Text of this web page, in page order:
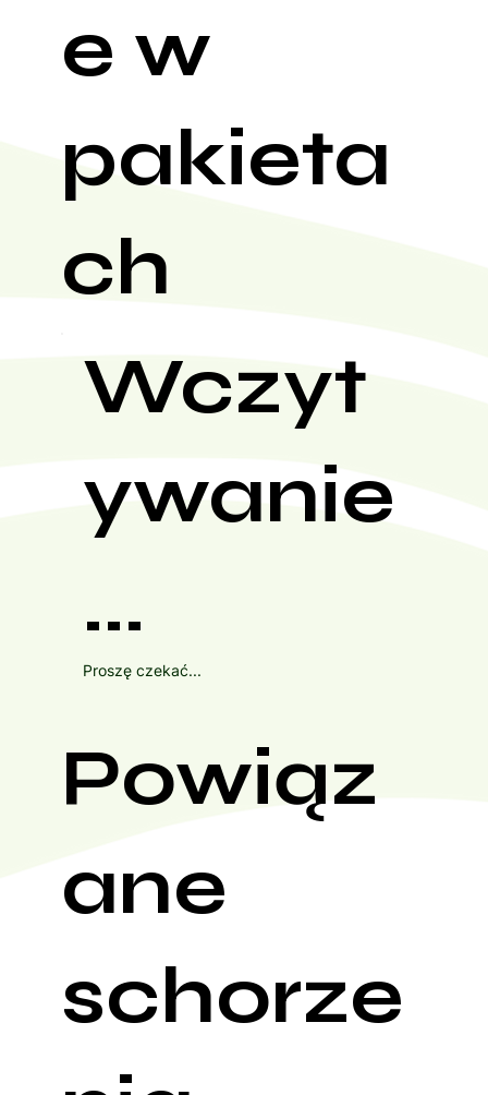
e w
pakieta
ch
Wczyt
ywanie
...
Proszę czekać...
Powiąz
ane
schorze